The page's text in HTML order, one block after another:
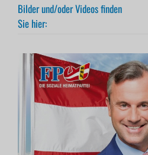
Bilder und/oder Videos finden
Sie hier: